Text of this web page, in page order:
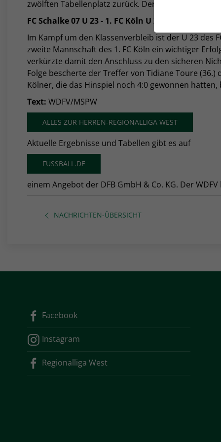
zwölften Tabellenplatz zurück. Der Vorsprung auf
FC Schalke 07 U 23 - 1. FC Köln U 23 1:0 (1:0)
Im Kampf um den Klassenverbleib ist der U 23 des
zweite Mannschaft des 1. FC Köln ein wichtiger
verkürzte damit den Anschluss zu den sicheren
Folge bescherte der Treffer von Tidiane Toure (36.)
Kölner, die das Hinspiel noch 4:0 gewonnen
Text: WDFV/MSPW
ALLES ZUR HERREN-REGIONALLIGA WEST
Aktuelle Ergebnisse und Tabellen gibt es auf
FUSSBALL.DE
einem Angebot der DFB GmbH & Co. KG. Der
NACHRICHTEN-ÜBERSICHT
Facebook
Instagram
Regionalliga West